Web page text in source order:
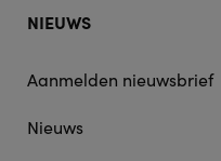
NIEUWS
Aanmelden nieuwsbrief
Nieuws